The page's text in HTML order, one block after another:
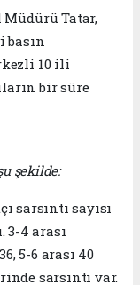
Müdürü Tatar,
basın
10 ili
bir süre
şekilde:
sarsıntı sayısı
3-4 arası
5-6 arası 40
sarsıntı var.